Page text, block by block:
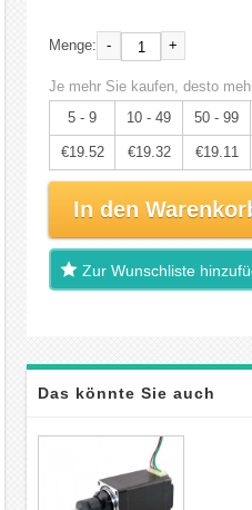
Menge: - +
Je mehr Sie kaufen, desto
5 - 9
10 - 49 50 - 99
€19.52 €19.32 €19.11
In den
Zur Wunschliste
Das könnte Sie auch
interessieren